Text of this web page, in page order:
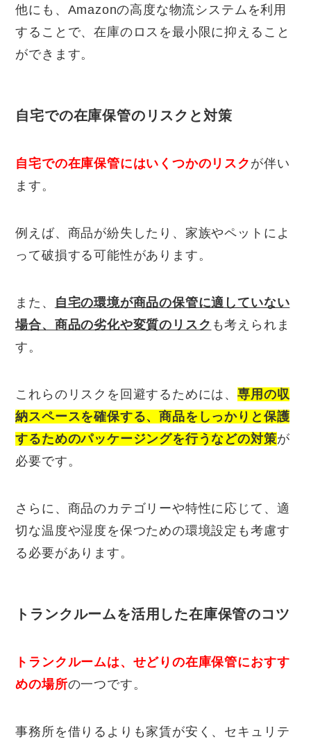
他にも、Amazonの高度な物流システムを利用
することで、在庫のロスを最小限に抑えること
ができます。
自宅での在庫保管のリスクと対策
自宅での在庫保管にはいくつかのリスク が伴い
ます。
例えば、商品が紛失したり、家族やペットによ
って破損する可能性があります。
また、
自宅の環境が商品の保管に適していない
場合、商品の劣化や変質のリスク も考えられま
す。
これらのリスクを回避するためには、専用の収
納スペースを確保する、商品をしっかりと保護
するためのパッケージングを行うなどの対策が
必要です。
さらに、商品のカテゴリーや特性に応じて、適
切な温度や湿度を保つための環境設定も考慮す
る必要があります。
トランクルームを活用した在庫保管のコツ
トランクルームは、せどりの在庫保管におすす
めの場所の一つです。
事務所を借りるよりも家賃が安く、セキュリテ